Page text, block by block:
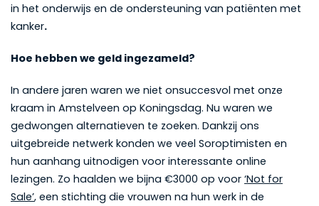
in het onderwijs en de ondersteuning van patiënten met
kanker.
Hoe hebben we geld ingezameld?
In andere jaren waren we niet onsuccesvol met onze
kraam in Amstelveen op Koningsdag. Nu waren we
gedwongen alternatieven te zoeken. Dankzij ons
uitgebreide netwerk konden we veel Soroptimisten en
hun aanhang uitnodigen voor interessante online
lezingen. Zo haalden we bijna €3000 op voor ‘Not for
Sale’, een stichting die vrouwen na hun werk in de